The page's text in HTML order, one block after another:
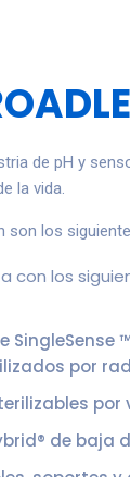
de pH y
la vida.
son los
con los
por
de baja